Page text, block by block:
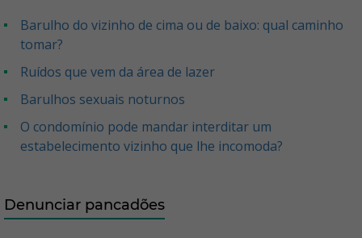
Barulho do vizinho de cima ou de baixo: qual caminho
tomar?
Ruídos que vem da área de lazer
Barulhos sexuais noturnos
O condomínio pode mandar interditar um
estabelecimento vizinho que lhe incomoda?
Denunciar pancadões